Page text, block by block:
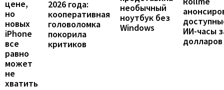
цене,
но
новых
iPhone
все
равно
может
не
хватить
2026 года:
кооперативная
головоломка
покорила
критиков
необычный
ноутбук без
Windows
ИИ-часы
долларов